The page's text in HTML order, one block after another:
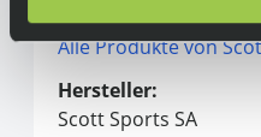
Alle Produkte von
Hersteller:
Scott Sports SA